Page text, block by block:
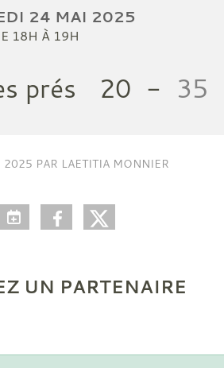
24 MAI 2025
18H À 19H
prés 20 - 35
2025 PAR LAETITIA MONNIER
UN PARTENAIRE